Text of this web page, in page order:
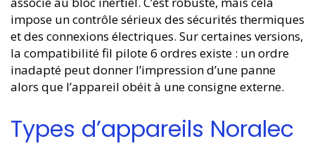
impose un contrôle sérieux des sécurités thermiques
et des connexions électriques. Sur certaines versions,
la compatibilité fil pilote 6 ordres existe : un ordre
inadapté peut donner l’impression d’une panne
alors que l’appareil obéit à une consigne externe.
Types d’appareils Noralec